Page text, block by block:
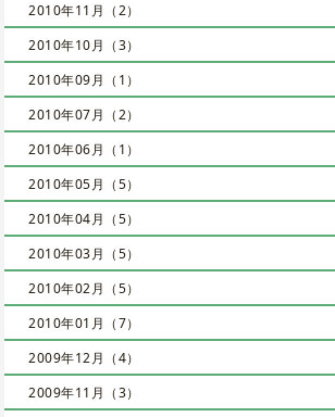
2010年11月（2）
2010年10月（3）
2010年09月（1）
2010年07月（2）
2010年06月（1）
2010年05月（5）
2010年04月（5）
2010年03月（5）
2010年02月（5）
2010年01月（7）
2009年12月（4）
2009年11月（3）